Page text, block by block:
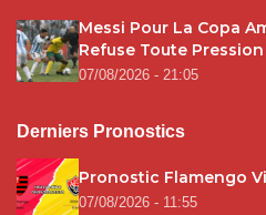
Messi Pour La Copa
Refuse Toute Pression
07/08/2026 - 21:05
Derniers Pronostics
Pronostic Flamengo
07/08/2026 - 11:55